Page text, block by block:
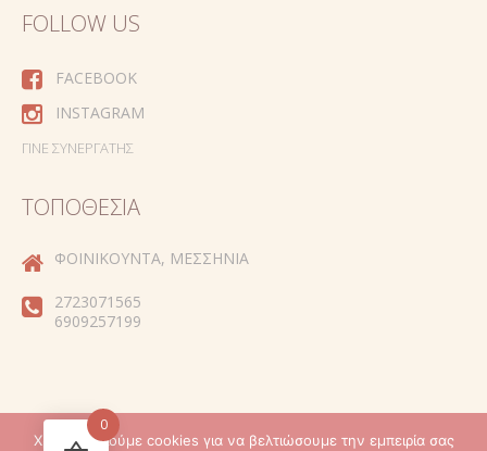
FOLLOW US
FACEBOOK
INSTAGRAM
ΓΊΝΕ ΣΥΝΕΡΓΆΤΗΣ
ΤΟΠΟΘΕΣΊΑ
ΦΟΙΝΙΚΟΎΝΤΑ, ΜΕΣΣΗΝΊΑ
2723071565
6909257199
0
Χρησιμοποιούμε cookies για να βελτιώσουμε την εμπειρία σας